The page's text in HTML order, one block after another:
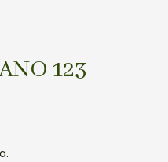
123